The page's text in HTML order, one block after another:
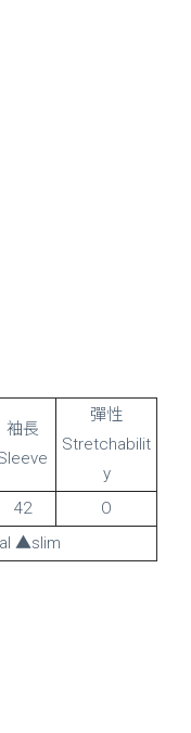
袖長
彈性
Stretchabilit
y
42
O
▲slim